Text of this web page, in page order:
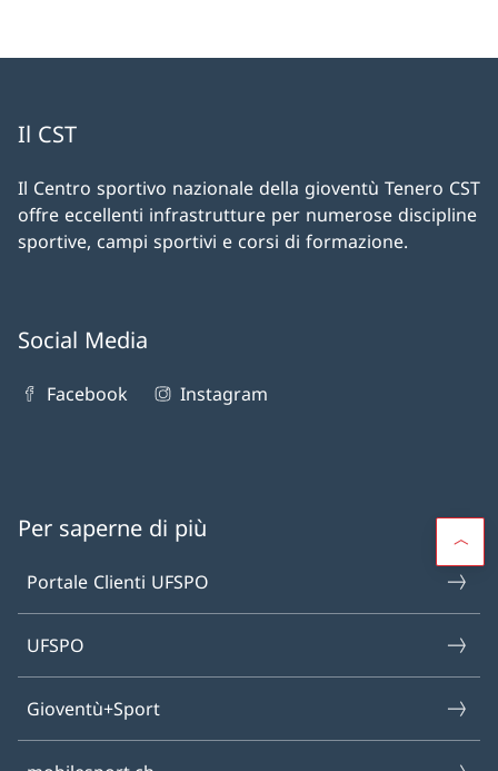
Il CST
Il Centro sportivo nazionale della gioventù Tenero CST
offre eccellenti infrastrutture per numerose discipline
sportive, campi sportivi e corsi di formazione.
Social Media
Facebook Instagram
Per saperne di più
Portale Clienti UFSPO
UFSPO
Gioventù+Sport